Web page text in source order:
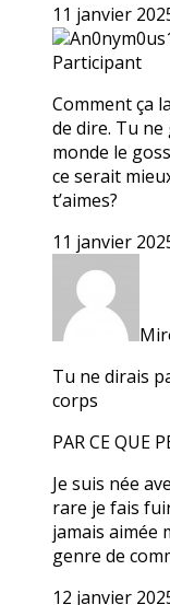
11 janvier
Participant
Comment ça
de dire. Tu
monde le
ce serait
t’aimes?
11 janvier
Tu ne dirais
corps
PAR CE QUE
Je suis née
rare je fais
jamais aimée
genre de
12 janvier